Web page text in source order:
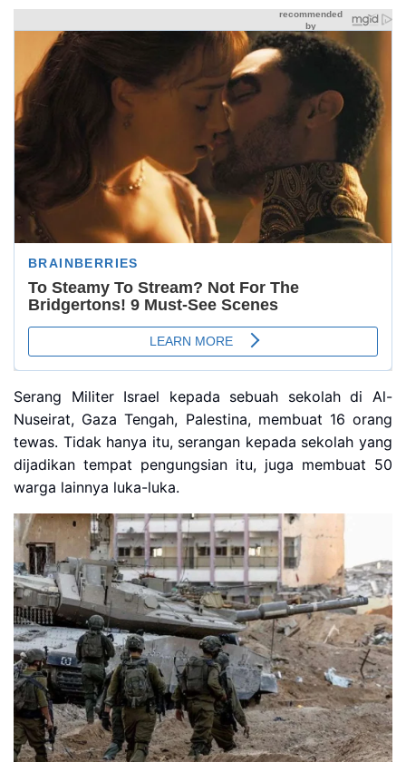
Serang Militer Israel kepada sebuah sekolah di Al-
Nuseirat, Gaza Tengah, Palestina, membuat 16 orang
tewas. Tidak hanya itu, serangan kepada sekolah yang
dijadikan tempat pengungsian itu, juga membuat 50
warga lainnya luka-luka.